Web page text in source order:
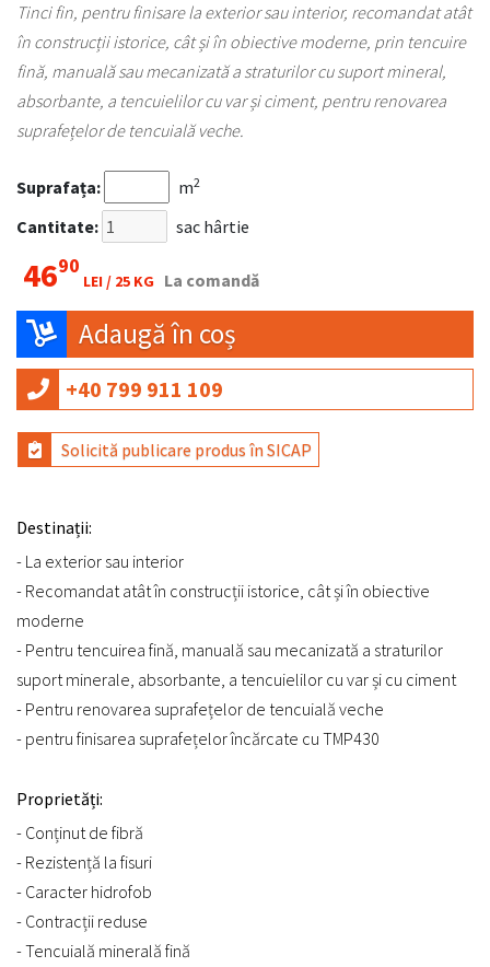
Tinci fin, pentru finisare la exterior sau interior, recomandat atât
în construcții istorice, cât și în obiective moderne, prin tencuire
fină, manuală sau mecanizată a straturilor cu suport mineral,
absorbante, a tencuielilor cu var și ciment, pentru renovarea
suprafețelor de tencuială veche.
Suprafața: m2
Cantitate: sac hârtie
4690
LEI / 25 KG La comandă
Adaugă în coș
+40 799 911 109
Solicită publicare produs în SICAP
Destinații:
- La exterior sau interior
- Recomandat atât în construcții istorice, cât și în obiective
moderne
- Pentru tencuirea fină, manuală sau mecanizată a straturilor
suport minerale, absorbante, a tencuielilor cu var și cu ciment
- Pentru renovarea suprafețelor de tencuială veche
- pentru finisarea suprafețelor încărcate cu TMP430
Proprietăți:
- Conținut de fibră
- Rezistență la fisuri
- Caracter hidrofob
- Contracții reduse
- Tencuială minerală fină